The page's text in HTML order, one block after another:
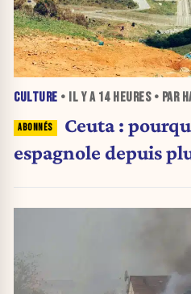
CULTURE • IL Y A 14 HEURES• PAR
Ceuta :
espagnole depuis